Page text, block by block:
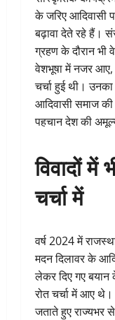
के जरिए आदिवासी
बढ़ावा देते रहे हैं।
ग्रहण के दौरान भी
वेशभूषा में नजर
चर्चा हुई थी।
आदिवासी समाज
पहचान देश की
विवादों में
चर्चा में
वर्ष 2024 में
मदन दिलावर के
लेकर दिए गए बयान
रोत चर्चा में आए थे।
जताते हुए राज्यभर